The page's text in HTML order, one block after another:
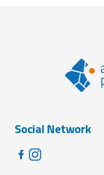
Social Network